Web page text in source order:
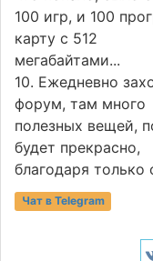
100 игр, и 100
карту с 512
мегабайтами...
10. Ежедневно
форум, там много
полезных вещей,
будет прекрасно,
благодаря
Чат в Telegram